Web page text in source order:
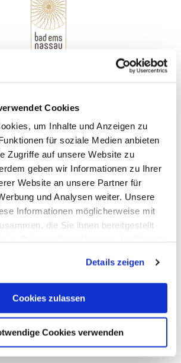
Cookies
um Inhalte und Anzeigen zu
für soziale Medien anbieten
Zugriffe auf unsere Website zu
geben wir Informationen zu Ihrer
Website an unsere Partner für
und Analysen weiter. Unsere
Informationen möglicherweise mit
die Sie ihnen bereitgestellt
unsere Webseite weiterhin nutzen.
Details zeigen
Cookies zulassen
Cookies verwenden
So erreichst du uns
Touristik Bad Ems-Nassau
Tel.: 02603-94150
info@badems-nassau.info
Tourist-Information in Bad Ems
Tourist-Information in Nassau
freuen uns auf dich